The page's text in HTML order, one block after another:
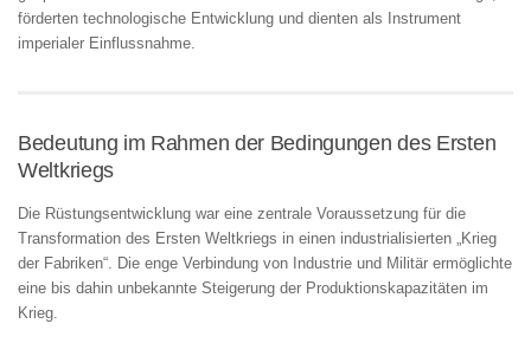
förderten technologische Entwicklung und dienten als Instrument
imperialer Einflussnahme.
Bedeutung im Rahmen der Bedingungen des Ersten
Weltkriegs
Die Rüstungsentwicklung war eine zentrale Voraussetzung für die
Transformation des Ersten Weltkriegs in einen industrialisierten „Krieg
der Fabriken“. Die enge Verbindung von Industrie und Militär ermöglichte
eine bis dahin unbekannte Steigerung der Produktionskapazitäten im
Krieg.